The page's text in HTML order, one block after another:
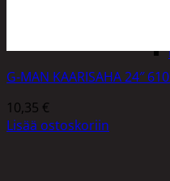
G-MAN KAARISAHA 24″
10,35 €
Lisää ostoskoriin